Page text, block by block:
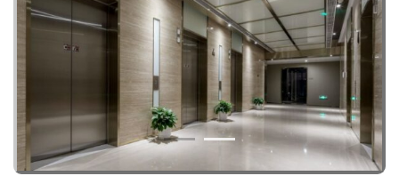
1 2